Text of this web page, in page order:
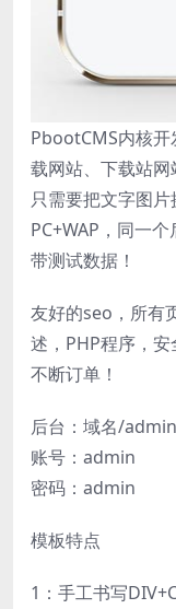
PbootCMS内核
载网站、下载站网
只需要把文字图片
PC+WAP，同一
带测试数据！
友好的seo，所有
述，PHP程序，
不断订单！
后台：域名/
账号：admin
密码：admin
模板特点
1：手工书写